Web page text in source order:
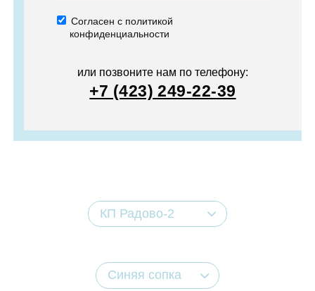
Согласен с политикой
конфиденциальности
или позвоните нам по телефону:
+7 (423) 249-22-39
КП Радово-2
Синяя сопка